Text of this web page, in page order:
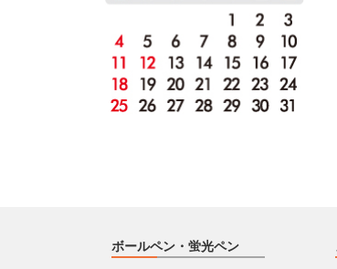
ボールペン・蛍光ペン